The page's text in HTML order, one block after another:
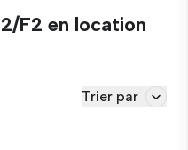
F2 en location
Trier par